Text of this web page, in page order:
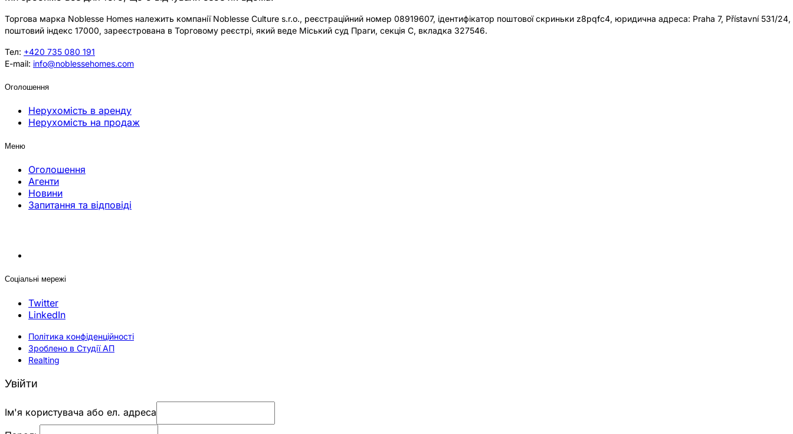
Торгова марка Noblesse Homes належить компанії Noblesse Culture s.r.o., реєстраційний номер 08919607, ідентифікатор поштової скриньки z8pqfc4, юридична адреса: Praha 7, Přístavní 531/24,
поштовий індекс 17000, зареєстрована в Торговому реєстрі, який веде Міський суд Праги, секція C, вкладка 327546.
Тел: +420 735 080 191
E-mail: info@noblessehomes.com
Оголошення
Нерухомість в аренду
Нерухомість на продаж
Меню
Оголошення
Агенти
Новини
Запитання та відповіді
Соціальні мережі
Twitter
LinkedIn
Політика конфіденційності
Зроблено в Студії АП
Realting
Увійти
Ім'я користувача або ел. адреса